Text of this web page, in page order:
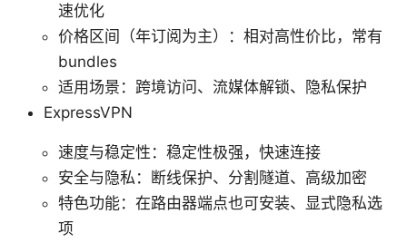
速优化
价格区间（年订阅为主）：相对高性价比，常有
bundles
适用场景：跨境访问、流媒体解锁、隐私保护
ExpressVPN
速度与稳定性：稳定性极强，快速连接
安全与隐私：断线保护、分割隧道、高级加密
特色功能：在路由器端点也可安装、显式隐私选
项